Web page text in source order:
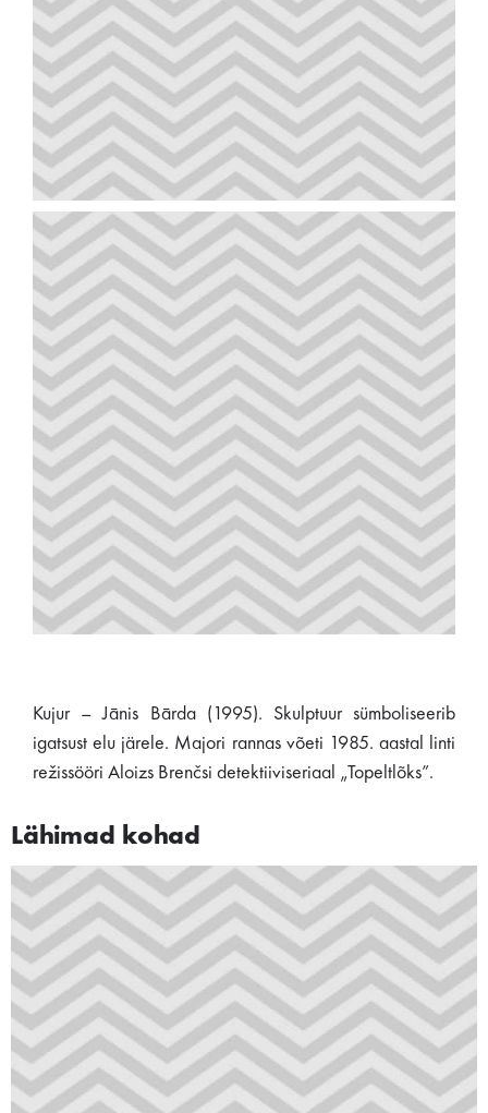
Kujur – Jānis Bārda (1995). Skulptuur sümboliseerib
igatsust elu järele. Majori rannas võeti 1985. aastal linti
režissööri Aloizs Brenčsi detektiiviseriaal „Topeltlõks”.
Lähimad kohad